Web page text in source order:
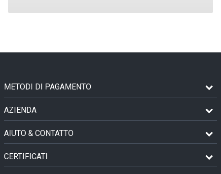
METODI DI PAGAMENTO
AZIENDA
AIUTO & CONTATTO
CERTIFICATI